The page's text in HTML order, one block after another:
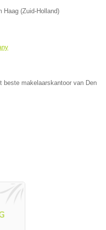
Haag (Zuid-Holland)
beste makelaarskantoor van Den